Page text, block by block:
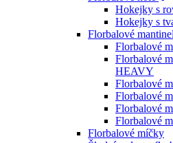
Hokejky s
Hokejky s
Florbalové
Florbalové
Florbalové
HEAVY
Florbalové
Florbalové
Florbalové
Florbalové
Florbalové míčky